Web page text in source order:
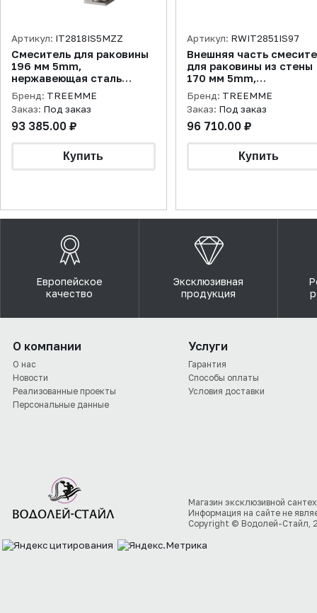
Артикул: IT2818IS5MZZ
Смеситель для раковины
196 мм 5mm,
нержавеющая сталь
брашированная
Бренд: TREEMME
Заказ: Под заказ
93 385.00 ₽
Артикул: RWIT2851IS97
Внешняя часть
для раковины из стены
170 мм 5mm,
нержавеющая сталь
брашированная
Бренд: TREEMME
Заказ: Под заказ
96 710.00 ₽
Европейское
качество
Эксклюзивная
продукция
О компании
О нас
Новости
Реализованные проекты
Персональные данные
Услуги
Гарантия
Способы оплаты
Условия доставки
Магазин эксклюзивной
Информация на сайте не
Copyright © Водолей-Стайл,